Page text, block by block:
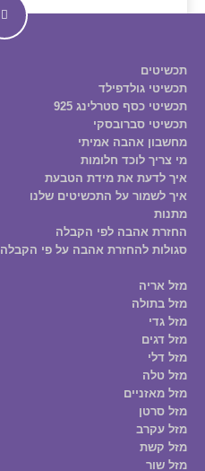
תכשיטים
תכשיטי גולדפילד
תכשיטי כסף סטרלינג 925
תכשיטי סברובסקי
מחשבון אהבה אמיתי
מי צריך לוכד חלומות
איך לדעת את מידת הטבעת
איך לשמור על התכשיטים שלנו
מתנות
החזרת אהבה לפי הקבלה
סגולות להחזרת אהבה על פי הקבלה
מזל אריה
מזל בתולה
מזל גדי
מזל דגים
מזל דלי
מזל טלה
מזל מאזניים
מזל סרטן
מזל עקרב
מזל קשת
מזל שור